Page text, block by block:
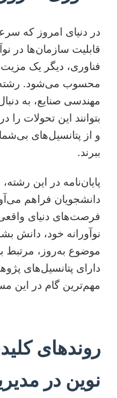
در دنیای امروز که
قابلیت سازمان‌ها در
فناوری، دیگر یک
محسوب می‌شود. رشته
مهندسی صنایع، به
بتوانند این تحولات را
و از پتانسیل‌های
ببرند.
پایان‌نامه در این
دانشجویان فراهم
فرصت‌های دنیای
نوآورانه خود، دانش
موضوع به‌روز، مرتبط
دارای پتانسیل‌های
مهم‌ترین گام در این
روندهای
نوین در